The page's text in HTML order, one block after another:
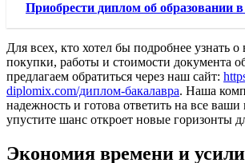
Приобрести диплом об образовании
Для всех, кто хотел бы подробнее узнать
покупки, работы и стоимости документа
предлагаем обратиться через наш сайт:
diplomix.com/диплом-бакалавра. Наша
надежность и готова ответить на все
упустите шанс откроет новые горизонты
Экономия времени и